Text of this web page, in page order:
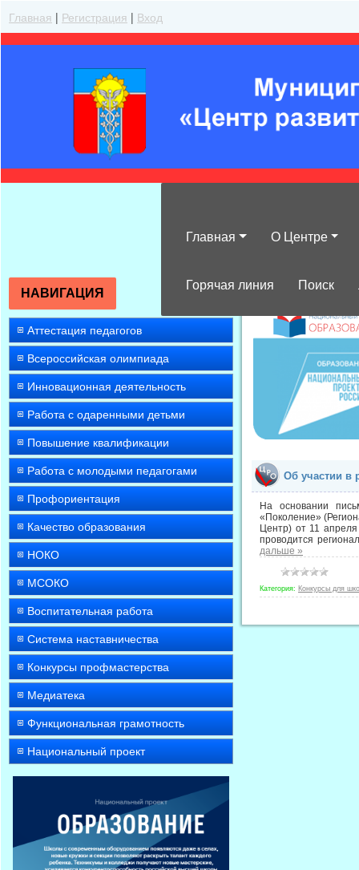
Главная | Регистрация | Вход
Главная О Центре
Горячая линия Поиск
НАВИГАЦИЯ
Аттестация педагогов
Всероссийская олимпиада
Инновационная деятельность
Работа с одаренными детьми
Повышение квалификации
Работа с молодыми педагогами
Профориентация
Качество образования
НОКО
МСОКО
Воспитательная работа
Система наставничества
Конкурсы профмастерства
Медиатека
Функциональная грамотность
Национальный проект
Об участии в
На основании
«Поколение»
Центр) от 11
проводится
дальше »
Категория: Конкурсы для